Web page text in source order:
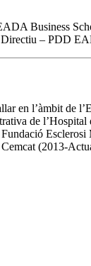
Business
– PDD
en l’àmbit de
de
Fundació
(2013-